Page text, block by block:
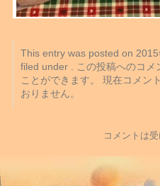
This entry was posted on
filed under . この投稿へのコ
ことができます。 現在コメン
おりません。
コメントは